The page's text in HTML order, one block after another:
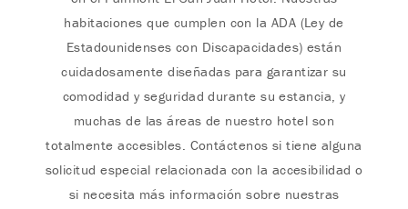
habitaciones que cumplen con la ADA (Ley de
Estadounidenses con Discapacidades) están
cuidadosamente diseñadas para garantizar su
comodidad y seguridad durante su estancia, y
muchas de las áreas de nuestro hotel son
totalmente accesibles. Contáctenos si tiene alguna
solicitud especial relacionada con la accesibilidad o
si necesita más información sobre nuestras